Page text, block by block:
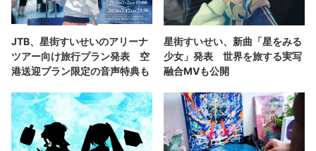
JTB、星街すいせいのアリーナ
ツアー向け旅行プラン発表 空
港送迎プラン限定の音声特典も
星街すいせい、新曲「星をみる
少女」発表 世界を旅する実写
融合MVも公開